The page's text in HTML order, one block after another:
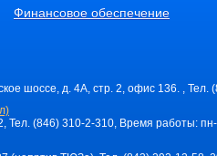
Финансовое обеспечение
шоссе, д. 4А, стр. 2, офис 136. ,
Тел. (846) 310-2-310, Время работы: